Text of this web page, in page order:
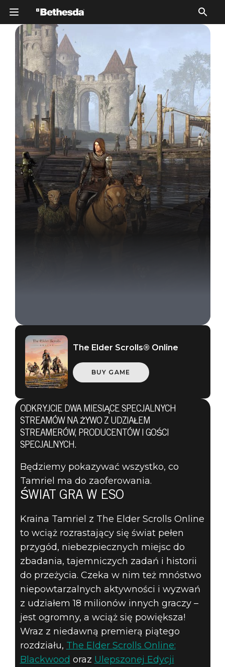
The Elder Scrolls Online
POZNAJCIE
WSZYSTKIE
ZAKĄTKI
TAMRIEL W
TRAKCIE
PROMOCJI
ŚWIAT GRA W
ESO
The Elder Scrolls® Online
BUY GAME
ODKRYJCIE DWA MIESIĄCE SPECJALNYCH
STREAMÓW NA ŻYWO Z UDZIAŁEM
STREAMERÓW, PRODUCENTÓW I GOŚCI
SPECJALNYCH.
Będziemy pokazywać wszystko, co
Tamriel ma do zaoferowania.
ŚWIAT GRA W ESO
Kraina Tamriel z The Elder Scrolls Online
to wciąż rozrastający się świat pełen
przygód, niebezpiecznych miejsc do
zbadania, tajemniczych zadań i historii
do przeżycia. Czeka w nim też mnóstwo
niepowtarzalnych aktywności i wyzwań
z udziałem 18 milionów innych graczy –
jest ogromny, a wciąż się powiększa!
Wraz z niedawną premierą piątego
rozdziału, The Elder Scrolls Online:
Blackwood oraz Ulepszonej Edycji